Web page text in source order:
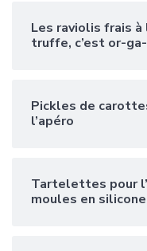
Les raviolis frais à
truffe, c’est or-
Pickles de
l’apéro
Tartelettes pour
moules en